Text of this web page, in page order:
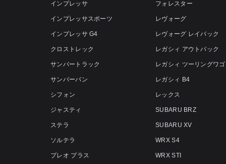
インプレッサ
インプレッサスポーツ
インプレッサ G4
クロストレック
サンバートラック
サンバーバン
シフォン
ジャスティ
ステラ
ソルテラ
プレオ プラス
フォレスター
レヴォーグ
レヴォーグ レイバック
レガシィ アウトバック
レガシィ ツーリングワ
レガシィ B4
レックス
SUBARU BRZ
SUBARU XV
WRX S4
WRX STI